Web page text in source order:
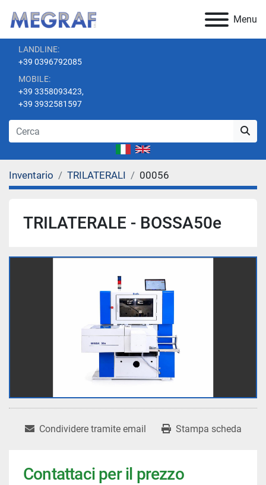
Menu
LANDLINE:
+39 0396792085
MOBILE:
+39 3358093423,
+39 3932581597
Inventario TRILATERALI 00056
TRILATERALE - BOSSA50e
Condividere tramite email Stampa scheda
Contattaci per il prezzo